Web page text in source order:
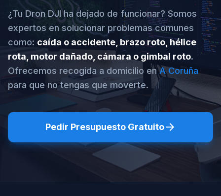
¿Tu Dron DJI ha dejado de funcionar? Somos
expertos en solucionar problemas comunes
como: caída o accidente, brazo roto, hélice
rota, motor dañado, cámara o gimbal roto.
Ofrecemos recogida a domicilio enA Coruña
para que no tengas que moverte.
Pedir Presupuesto Gratuitoarrow_forward